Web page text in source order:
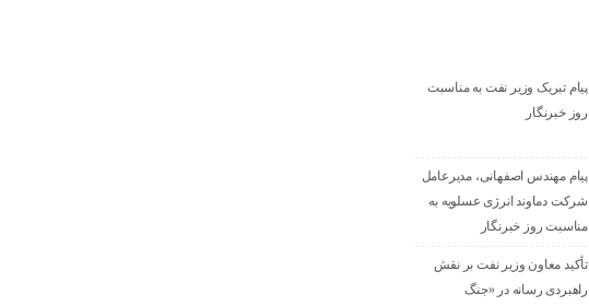
پیام تبریک وزیر نفت به مناسبت
روز خبرنگار
پیام مهندس اصفهانی، مدیرعامل
شرکت دماوند انرژی عسلویه به
مناسبت روز خبرنگار
تأکید معاون وزیر نفت بر نقش
راهبردی رسانه در «جنگ